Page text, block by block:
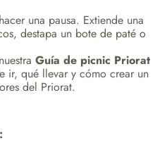
una pausa. Extiende una
destapa un bote de paté o
Guía de picnic Priorat
ir, qué llevar y cómo crear un
del Priorat.